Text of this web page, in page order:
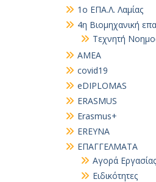
1ο ΕΠΑ.Λ. Λαμίας
4η Βιομηχανική
Τεχνητή
AMEA
covid19
eDIPLOMAS
ERASMUS
Erasmus+
EREYNA
EΠΑΓΓΕΛΜΑΤΑ
Αγορά Εργασίας
Ειδικότητες